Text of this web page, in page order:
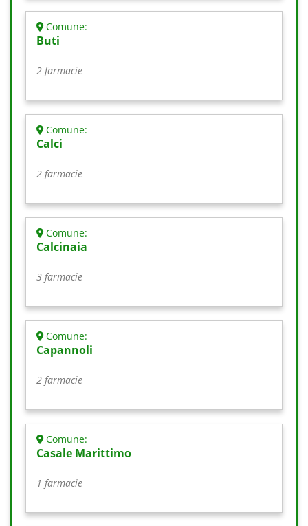
Comune:
Buti
2 farmacie
Comune:
Calci
2 farmacie
Comune:
Calcinaia
3 farmacie
Comune:
Capannoli
2 farmacie
Comune:
Casale Marittimo
1 farmacie